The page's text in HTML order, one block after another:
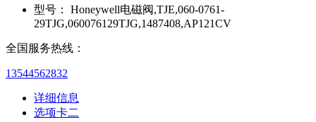
型号：
Honeywell电磁阀,TJE,060-0761-
29TJG,060076129TJG,1487408,AP121CV
全国服务热线：
13544562832
详细信息
选项卡二